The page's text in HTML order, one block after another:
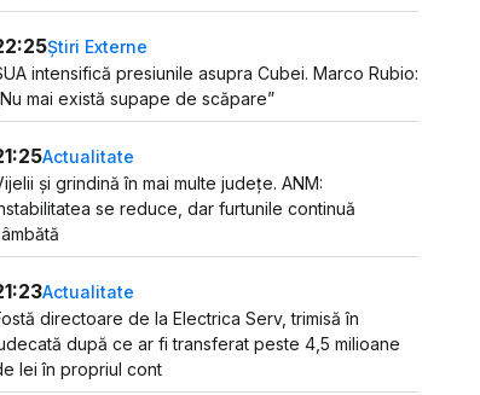
Știri Externe
intensifică presiunile asupra Cubei. Marco Rubio:
„Nu mai există supape de scăpare”
Actualitate
și grindină în mai multe județe. ANM:
se reduce, dar furtunile continuă
Actualitate
directoare de la Electrica Serv, trimisă în
după ce ar fi transferat peste 4,5 milioane
lei în propriul cont